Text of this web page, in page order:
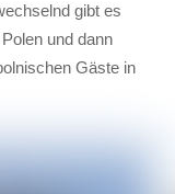
gibt es
und dann
Gäste in